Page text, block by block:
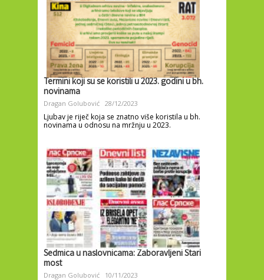
Termini koji su se koristili u 2023. godini u bh.
novinama
Dragan Golubović 28/12/2023
Ljubav je riječ koja se znatno više koristila u bh.
novinama u odnosu na mržnju u 2023.
Sedmica u naslovnicama: Zaboravljeni Stari
most
Dragan Golubović 10/11/2023